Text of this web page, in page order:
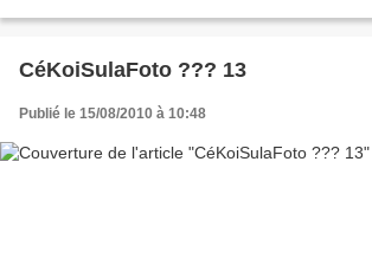
CéKoiSulaFoto ??? 13
Publié le 15/08/2010 à 10:48